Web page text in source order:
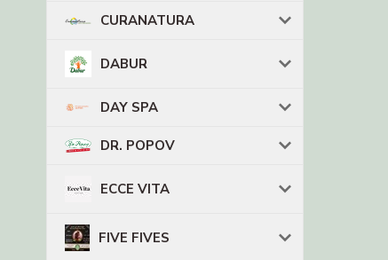
CURANATURA
DABUR
DAY SPA
DR. POPOV
ECCE VITA
FIVE FIVES